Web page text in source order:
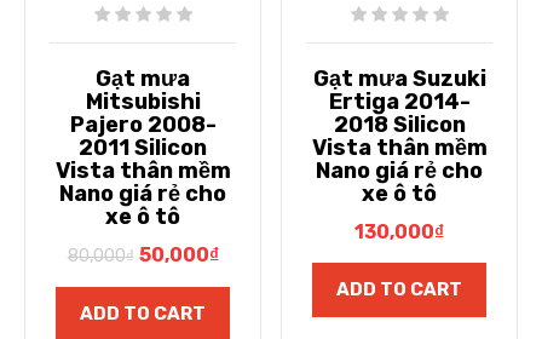
Gạt mưa
Mitsubishi
Pajero 2008-
2011 Silicon
Vista thân mềm
Nano giá rẻ cho
xe ô tô
80,000₫ 50,000₫
ADD TO CART
Gạt mưa Suzuki
Ertiga 2014-
2018 Silicon
Vista thân mềm
Nano giá rẻ cho
xe ô tô
130,000₫
ADD TO CART